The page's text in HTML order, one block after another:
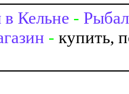
Кельне -
- купить,